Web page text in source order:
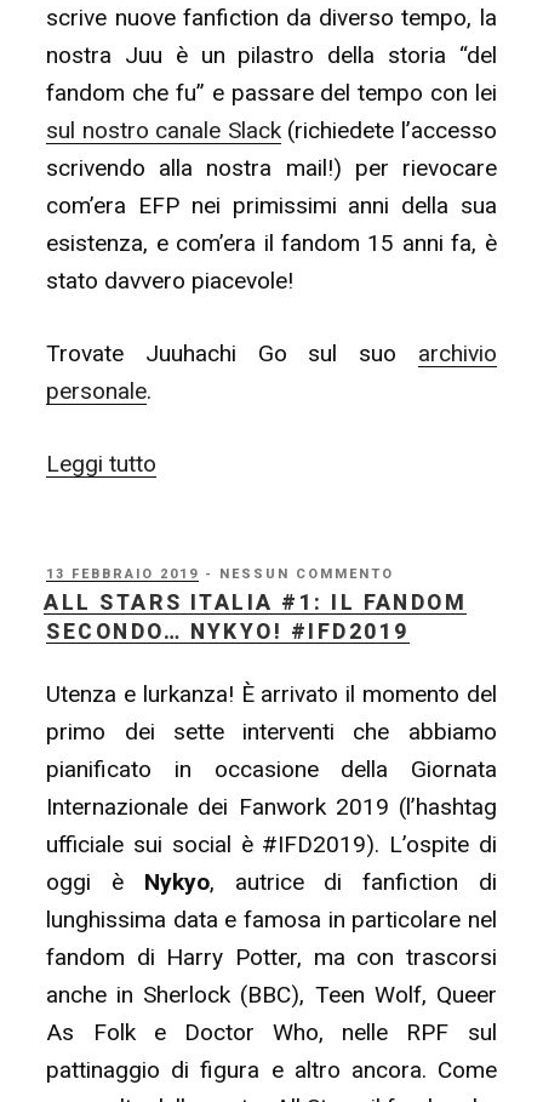
scrive nuove fanfiction da diverso tempo, la
nostra Juu è un pilastro della storia “del
fandom che fu” e passare del tempo con lei
sul nostro canale Slack(richiedete l’accesso
scrivendo alla nostra mail!) per rievocare
com’era EFP nei primissimi anni della sua
esistenza, e com’era il fandom 15 anni fa, è
stato davvero piacevole!
Trovate Juuhachi Go sul suo archivio
personale.
Leggi tutto
#2:
In
chat
con…
Juuhachi
Go!
#IFD2019”
PUBBLICATO
IL
13 FEBBRAIO 2019 - NESSUN COMMENTO
ALL STARS ITALIA #1: IL FANDOM
SECONDO… NYKYO! #IFD2019
Utenza e lurkanza! È arrivato il momento del
primo dei sette interventi che abbiamo
pianificato in occasione della Giornata
Internazionale dei Fanwork 2019 (l’hashtag
ufficiale sui social è #IFD2019). L’ospite di
oggi è Nykyo, autrice di fanfiction di
lunghissima data e famosa in particolare nel
fandom di Harry Potter, ma con trascorsi
anche in Sherlock (BBC), Teen Wolf, Queer
As Folk e Doctor Who, nelle RPF sul
pattinaggio di figura e altro ancora. Come